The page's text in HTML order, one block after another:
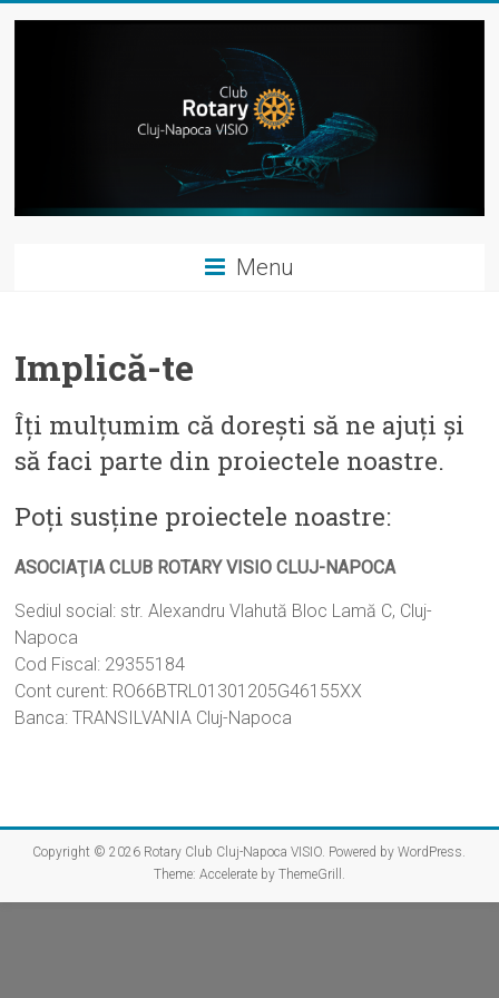
Napoca
VISIO
"People
Action"
Menu
Implică-te
Îți mulțumim că dorești să ne ajuți și
să faci parte din proiectele noastre.
Poţi susţine proiectele noastre:
ASOCIAŢIA CLUB ROTARY VISIO CLUJ-NAPOCA
Sediul social: str. Alexandru Vlahută Bloc Lamă C, Cluj-
Napoca
Cod Fiscal: 29355184
Cont curent: RO66BTRL01301205G46155XX
Banca: TRANSILVANIA Cluj-Napoca
Copyright © 2026 Rotary Club Cluj-Napoca VISIO. Powered byWordPress.
Theme: Accelerate by ThemeGrill .